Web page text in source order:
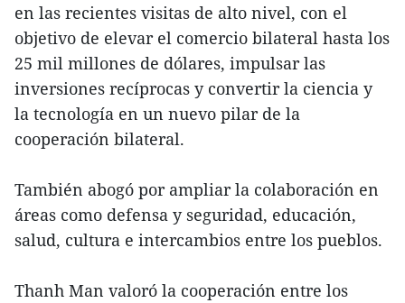
en las recientes visitas de alto nivel, con el
objetivo de elevar el comercio bilateral hasta los
25 mil millones de dólares, impulsar las
inversiones recíprocas y convertir la ciencia y
la tecnología en un nuevo pilar de la
cooperación bilateral.
También abogó por ampliar la colaboración en
áreas como defensa y seguridad, educación,
salud, cultura e intercambios entre los pueblos.
Thanh Man valoró la cooperación entre los